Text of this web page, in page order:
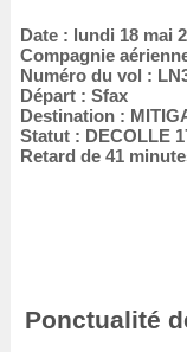
Date : lundi 18 mai
Compagnie
Numéro du vol :
Départ : Sfax
Destination :
Statut : DECOLLE
Retard de 41
Ponctualité